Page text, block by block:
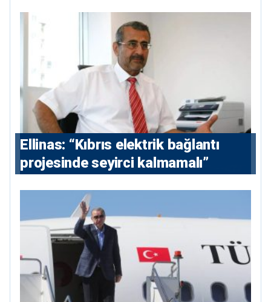
Ellinas: “Kıbrıs elektrik bağlantı
projesinde seyirci kalmamalı”